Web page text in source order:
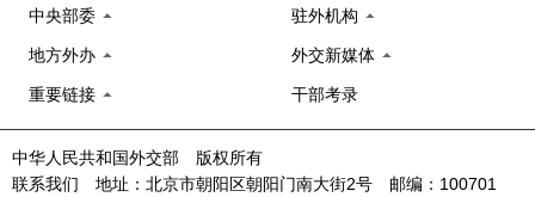
中央部委 驻外机构
地方外办 外交新媒体
重要链接 干部考录
中华人民共和国外交部 版权所有
联系我们 地址：北京市朝阳区朝阳门南大街2号 邮编：100701